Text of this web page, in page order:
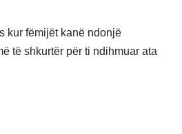
kur fëmijët kanë ndonjë
të shkurtër për ti ndihmuar ata